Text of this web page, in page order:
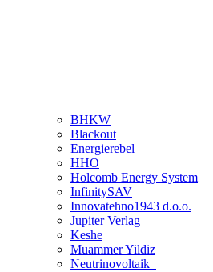
BHKW
Blackout
Energierebel
HHO
Holcomb Energy System
InfinitySAV
Innovatehno1943 d.o.o.
Jupiter Verlag
Keshe
Muammer Yildiz
Neutrinovoltaik